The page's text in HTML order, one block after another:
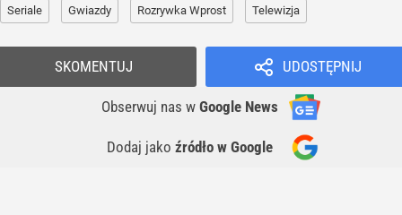
Seriale Gwiazdy Rozrywka Wprost Telewizja
UDOSTĘPNIJ
Obserwuj nas w Google News
Dodaj jako źródło w Google
SKOMENTUJ